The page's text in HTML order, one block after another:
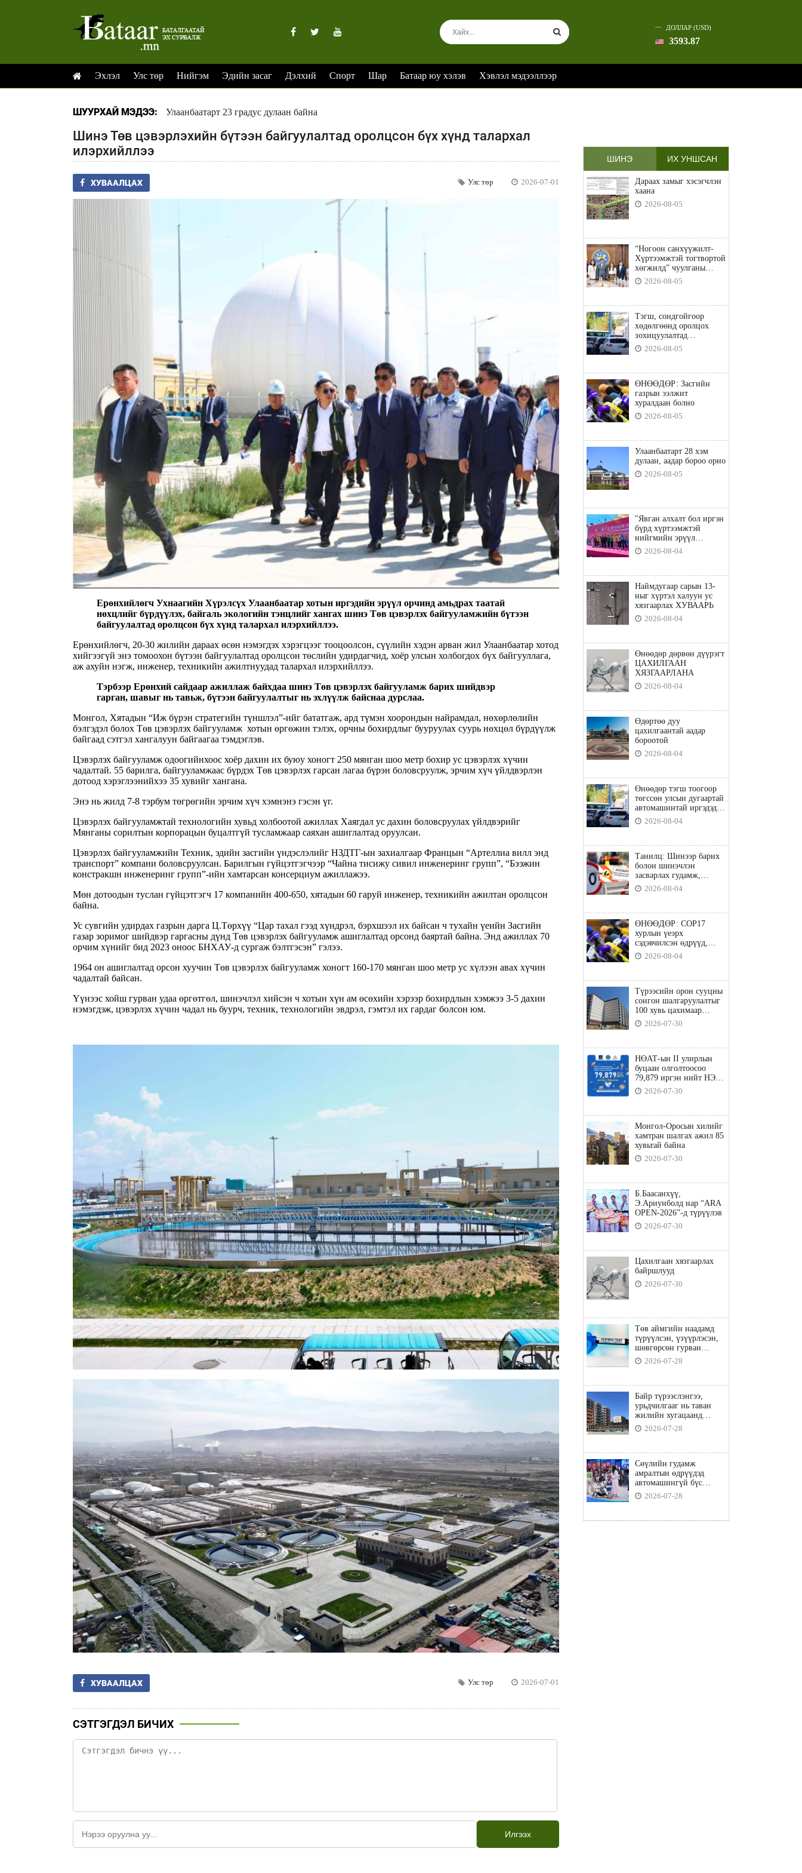
ДОЛЛАР (USD)
3593.87
Эхлэл Улс төр Нийгэм Эдийн засаг Дэлхий Спорт Шар Батаар юу хэлэв Хэвлэл мэдээллээр
ШУУРХАЙ МЭДЭЭ: Улаанбаатарт 23 градус дулаан байна
Шинэ Төв цэвэрлэхийн бүтээн байгуулалтад оролцсон бүх хүнд талархал
илэрхийллээ
ХУВААЛЦАХ Улс төр 2026-07-01
Ерөнхийлөгч Ухнаагийн Хүрэлсүх Улаанбаатар хотын иргэдийн эрүүл орчинд амьдрах таатай
нөхцлийг бүрдүүлэх, байгаль экологийн тэнцлийг хангах шинэ Төв цэвэрлэх байгууламжийн бүтээн
байгуулалтад оролцсон бүх хүнд талархал илэрхийллээ.
Ерөнхийлөгч, 20-30 жилийн дараах өсөн нэмэгдэх хэрэгцээг тооцоолсон, сүүлийн хэдэн арван жил Улаанбаатар хотод
хийгээгүй энэ томоохон бүтээн байгуулалтад оролцсон төслийн удирдагчид, хоёр улсын холбогдох бүх байгууллага,
аж ахуйн нэгж, инженер, техникийн ажилтнуудад талархал илэрхийллээ.
Тэрбээр Ерөнхий сайдаар ажиллаж байхдаа шинэ Төв цэвэрлэх байгууламж барих шийдвэр
гарган, шавыг нь тавьж, бүтээн байгуулалтыг нь эхлүүлж байснаа дурслаа.
Монгол, Хятадын “Иж бүрэн стратегийн түншлэл”-ийг бататгаж, ард түмэн хоорондын найрамдал, нөхөрлөлийн
бэлгэдэл болох Төв цэвэрлэх байгууламж хотын өргөжин тэлэх, орчны бохирдлыг бууруулах суурь нөхцөл бүрдүүлж
байгаад сэтгэл хангалуун байгаагаа тэмдэглэв.
Цэвэрлэх байгууламж одоогийнхоос хоёр дахин их буюу хоногт 250 мянган шоо метр бохир ус цэвэрлэх хүчин
чадалтай. 55 барилга, байгууламжаас бүрдэх Төв цэвэрлэх гарсан лагаа бүрэн боловсруулж, эрчим хүч үйлдвэрлэн
дотоод хэрэглээнийхээ 35 хувийг хангана.
Энэ нь жилд 7-8 тэрбум төгрөгийн эрчим хүч хэмнэнэ гэсэн үг.
Цэвэрлэх байгууламжтай технологийн хувьд холбоотой ажиллах Хаягдал ус дахин боловсруулах үйлдвэрийг
Мянганы сорилтын корпорацын буцалтгүй тусламжаар саяхан ашиглалтад оруулсан.
Цэвэрлэх байгууламжийн Техник, эдийн засгийн үндэслэлийг НЗДТГ-ын захиалгаар Францын “Артеллиа вилл энд
транспорт” компани боловсруулсан. Барилгын гүйцэтгэгчээр “Чайна тисижу сивил инженеринг групп”, “Бээжин
констракшн инженеринг групп”-ийн хамтарсан консерциум ажиллажээ.
Мөн дотоодын туслан гүйцэтгэгч 17 компанийн 400-650, хятадын 60 гаруй инженер, техникийн ажилтан оролцсон
байна.
Ус сувгийн удирдах газрын дарга Ц.Төрхүү “Цар тахал гээд хүндрэл, бэрхшээл их байсан ч тухайн үеийн Засгийн
газар зоримог шийдвэр гаргасны дүнд Төв цэвэрлэх байгууламж ашиглалтад орсонд баяртай байна. Энд ажиллах 70
орчим хүнийг бид 2023 оноос БНХАУ-д сургаж бэлтгэсэн” гэлээ.
1964 он ашиглалтад орсон хуучин Төв цэвэрлэх байгууламж хоногт 160-170 мянган шоо метр ус хүлээн авах хүчин
чадалтай байсан.
Үүнээс хойш гурван удаа өргөтгөл, шинэчлэл хийсэн ч хотын хүн ам өсөхийн хэрээр бохирдлын хэмжээ 3-5 дахин
нэмэгдэж, цэвэрлэх хүчин чадал нь буурч, техник, технологийн эвдрэл, гэмтэл их гардаг болсон юм.
ХУВААЛЦАХ Улс төр 2026-07-01
СЭТГЭГДЭЛ БИЧИХ
Илгээх
ШИНЭ ИХ УНШСАН
Дараах замыг хэсэгчлэн
хаана
2026-08-05
“Ногоон санхүүжилт-
Хүртээмжтэй тогтвортой
хөгжилд” чуулганы
бэлтгэл ажил, зорилго,
хүрэх үр дүнгийн талаар
2026-08-05
Тэгш, сондгойгоор
хөдөлгөөнд оролцох
зохицуулалтад
хамаарахгүй тээврийн
хэрэгслүүд
2026-08-05
ӨНӨӨДӨР: Засгийн
газрын ээлжит
хуралдаан болно
2026-08-05
Улаанбаатарт 28 хэм
дулаан, аадар бороо орно
2026-08-05
"Явган алхалт бол иргэн
бүрд хүртээмжтэй
нийгмийн эрүүл
мэндийн бодлого"
2026-08-04
Наймдугаар сарын 13-
ныг хүртэл халуун ус
хязгаарлах ХУВААРЬ
2026-08-04
Өнөөдөр дөрвөн дүүрэгт
ЦАХИЛГААН
ХЯЗГААРЛАНА
2026-08-04
Өдөртөө дуу
цахилгаантай аадар
бороотой
2026-08-04
Өнөөдөр тэгш тоогоор
төгссөн улсын дугаартай
автомашинтай иргэдэд
шатахуун олгоно
2026-08-04
Танилц: Шинээр барих
болон шинэчлэн
засварлах гудамж,
замууд
2026-08-04
ӨНӨӨДӨР: COP17
хурлын үеэрх
сэдэвчилсэн өдрүүд,
үзвэр үйлчилгээний
талаар мэдээлнэ
2026-08-04
Түрээсийн орон сууцны
сонгон шалгаруулалтыг
100 хувь цахимаар
явуулна
2026-07-30
НӨАТ-ын II улирлын
буцаан олголтоосоо
79,879 иргэн нийт НЭГ
ТЭРБУМ төгрөгийн
татвараа төлөв
2026-07-30
Монгол-Оросын хилийг
хамтран шалгах ажил 85
хувьтай байна
2026-07-30
Б.Баасанхүү,
Э.Ариунболд нар “ARA
OPEN-2026”-д түрүүлэв
2026-07-30
Цахилгаан хязгаарлах
байршлууд
2026-07-30
Төв аймгийн наадамд
түрүүлсэн, үзүүрлэсэн,
шөвгөрсөн гурван
бөхөөс допинг илэрчээ
2026-07-28
Байр түрээслэнгээ,
урьдчилгааг нь таван
жилийн хугацаанд
төлбөл орон сууцны
зээлд хамрагдана
2026-07-28
Сөүлийн гудамж
амралтын өдрүүдэд
автомашингүй бүс
боллоо
2026-07-28